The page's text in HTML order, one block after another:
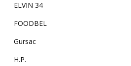
ELVIN 34
FOODBEL
Gursac
H.P.